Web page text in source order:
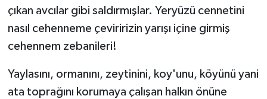
çıkan avcılar gibi saldırmışlar. Yeryüzü cennetini
nasıl cehenneme çeviririzin yarışı içine girmiş
cehennem zebanileri!
Yaylasını, ormanını, zeytinini, koy'unu, köyünü yani
ata toprağını korumaya çalışan halkın önüne